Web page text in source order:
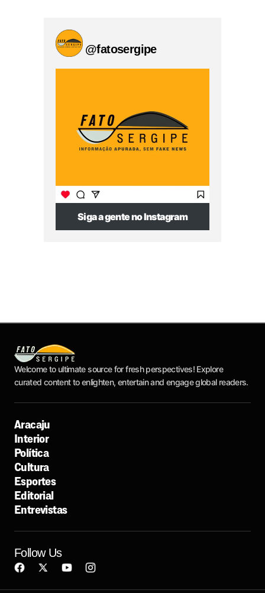
@fatosergipe
Siga a gente no Instagram
Welcome to ultimate source for fresh perspectives! Explore
curated content to enlighten, entertain and engage global readers.
Aracaju
Interior
Política
Cultura
Esportes
Editorial
Entrevistas
Follow Us